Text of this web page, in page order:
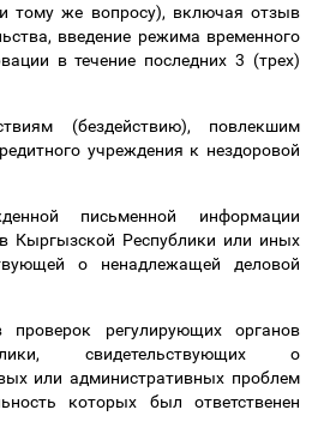
тому же вопросу), включая отзыв
введение режима временного
в течение последних 3 (трех)
(бездействию), повлекшим
учреждения к нездоровой
письменной информации
Кыргызской Республики или иных
о ненадлежащей деловой
проверок регулирующих органов
свидетельствующих о
или административных проблем
которых был ответственен